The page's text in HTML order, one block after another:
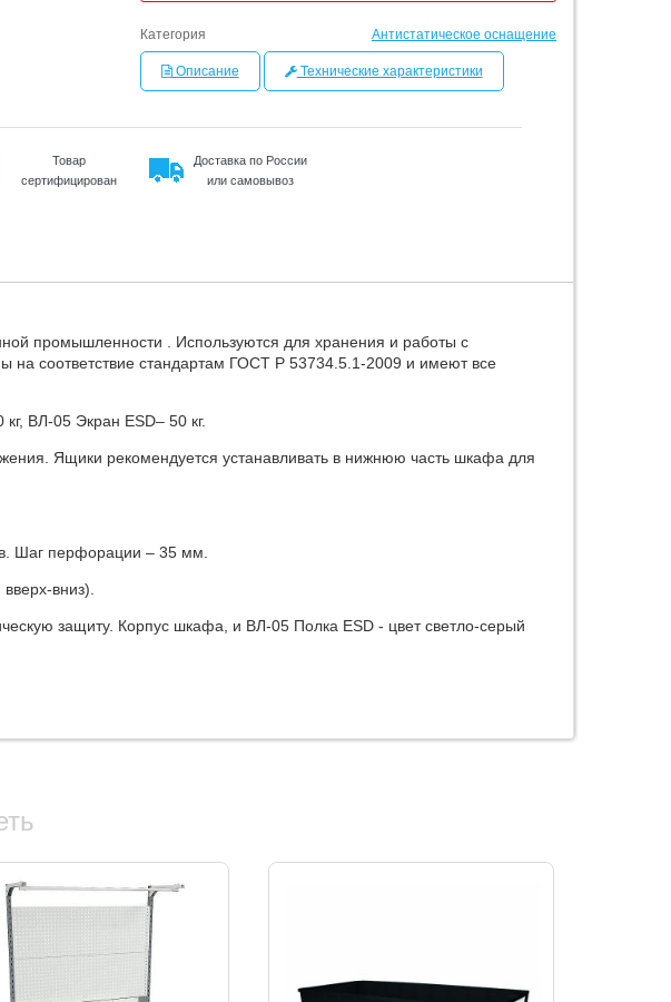
Категория Антистатическое оснащение
Описание Технические характеристики
Товар
сертифицирован
Доставка по России
или самовывоз
промышленности . Используются для хранения и работы с
на соответствие стандартам ГОСТ Р 53734.5.1-2009 и имеют все
ВЛ-05 Экран ESD– 50 кг.
Ящики рекомендуется устанавливать в нижнюю часть шкафа для
Шаг перфорации – 35 мм.
вниз).
защиту. Корпус шкафа, и ВЛ-05 Полка ESD - цвет светло-серый